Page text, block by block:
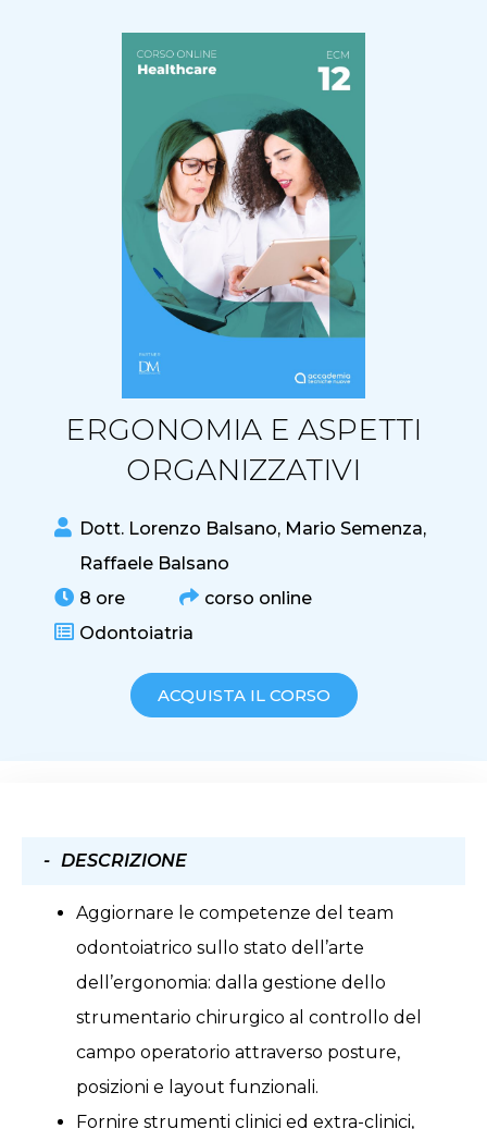
ERGONOMIA E ASPETTI
ORGANIZZATIVI
Dott. Lorenzo Balsano, Mario Semenza,
Raffaele Balsano
8 ore
corso online
Odontoiatria
ACQUISTA IL CORSO
DESCRIZIONE
Aggiornare le competenze del team
odontoiatrico sullo stato dell’arte
dell’ergonomia: dalla gestione dello
strumentario chirurgico al controllo del
campo operatorio attraverso posture,
posizioni e layout funzionali.
Fornire strumenti clinici ed extra-clinici,